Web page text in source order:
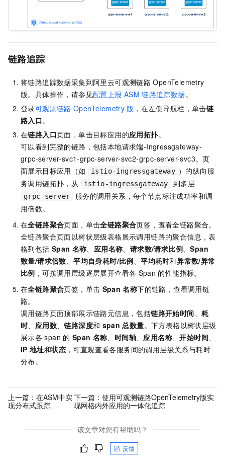
链路追踪
将链路追踪数据采集到阿里云可观测链路 OpenTelemetry
版。具体操作，请参见配置上报 ASM 链路追踪数据。
登录可观测链路 OpenTelemetry 版 ，在左侧导航栏，单击链
路入口。
在链路入口页面，单击目标应用的应用拓扑。
可以看到完整的链路，包括本地请求端-Ingressgateway-
grpc-server-svc1-grpc-server-svc2-grpc-server-svc3。页
面展示目标应用（如
istio-ingressgateway ）的纵向服
务调用链拓扑，从
istio-ingressgateway 到多层
grpc-server
服务的调用关系，每个节点标注成功率和调
用倍数。
在全链路聚合页面，单击全链路聚合页签，查看全链路聚合。
全链路聚合页面以树状层级表格展示调用链路的聚合信息，表
格列包括 Span 名称、 应用名称、 请求数/请求比例、Span
数量/请求倍数、平均自身耗时/比例、平均耗时和异常数/异常
比例 ，可按调用层级逐层展开查看各 Span 的性能指标。
在全链路聚合页签，单击 Span 名称下的链路，查看调用链
路。
调用链路页面顶部展示链路元信息，包括链路开始时间、耗
时、 应用数、链路深度和 span 总数量。下方表格以树状层级
展示各 span 的 Span 名称、 时间轴、应用名称、开始时间、
IP 地址和状态 ，可直观查看各服务间的调用层级关系与耗时
分布。
上一篇： 在ASM中实
现分布式跟踪
下一篇：使用可观测链路OpenTelemetry版实
现网格内外应用的一体化追踪
该文章对您有帮助吗？
反馈